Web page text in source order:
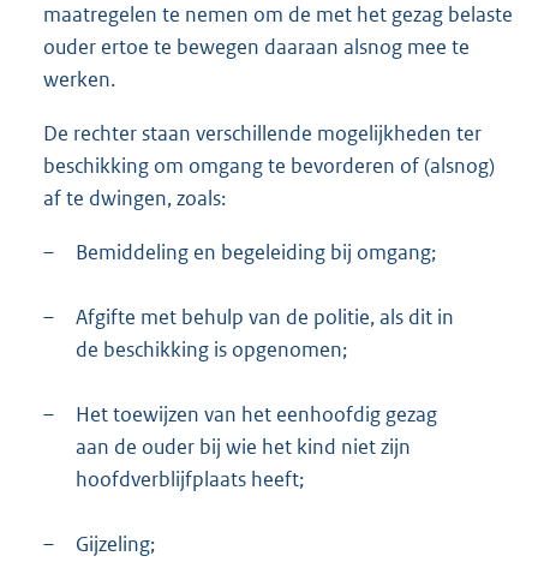
maatregelen te nemen om de met het gezag belaste
ouder ertoe te bewegen daaraan alsnog mee te
werken.
De rechter staan verschillende mogelijkheden ter
beschikking om omgang te bevorderen of (alsnog)
af te dwingen, zoals:
– Bemiddeling en begeleiding bij omgang;
–
Afgifte met behulp van de politie, als dit in
de beschikking is opgenomen;
–
Het toewijzen van het eenhoofdig gezag
aan de ouder bij wie het kind niet zijn
hoofdverblijfplaats heeft;
– Gijzeling;